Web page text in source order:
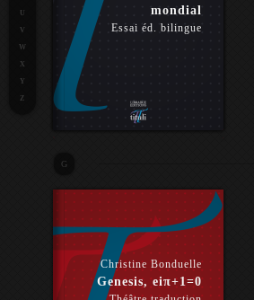
mondial
Essai éd. bilingue
G
Christine Bonduelle
Genesis, eiπ+1=0
U
V
W
X
Y
Z